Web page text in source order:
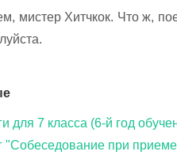
мистер Хитчкок. Что ж,
для 7 класса (6-й год
"Собеседование при